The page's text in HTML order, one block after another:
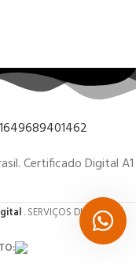
Certificado Digital A1
. SERVIÇOS DIGITAIS.